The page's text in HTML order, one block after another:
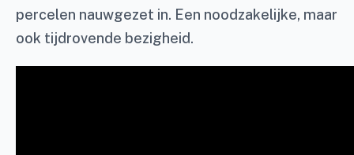
percelen nauwgezet in. Een noodzakelijke, maar
ook tijdrovende bezigheid.